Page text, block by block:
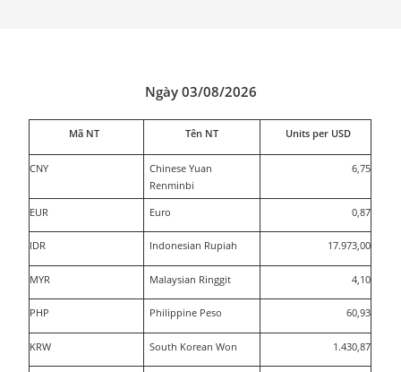
Ngày 03/08/2026
Mã NT Tên NT Units per USD
CNY
Chinese Yuan
Renminbi
6,75
EUR Euro 0,87
IDR Indonesian Rupiah 17.973,00
MYR Malaysian Ringgit 4,10
PHP Philippine Peso 60,93
KRW South Korean Won 1.430,87